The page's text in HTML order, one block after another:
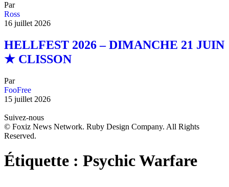
Par
Ross
16 juillet 2026
HELLFEST 2026 – DIMANCHE 21 JUIN
★ CLISSON
Par
FooFree
15 juillet 2026
Suivez-nous
© Foxiz News Network. Ruby Design Company. All Rights
Reserved.
Étiquette : Psychic Warfare